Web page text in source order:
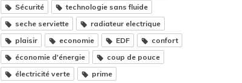
Sécurité
technologie sans fluide
seche serviette
radiateur electrique
plaisir
economie EDF
confort
économie d'énergie
coup de pouce
électricité verte
prime